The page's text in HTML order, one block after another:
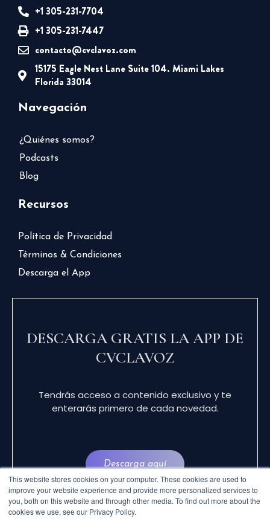
This website stores cookies on your computer. These cookies are used to
improve your website experience and provide more personalized services to
you, both on this website and through other media. To find out more about the
cookies we use, see our Privacy Policy.
+1 305-231-7704
+1 305-231-7447
contacto@cvclavoz.com
15175 Eagle Nest Lane Suite 104. Miami Lakes
Florida 33014
Navegación
¿Quiénes somos?
Podcasts
Blog
Recursos
Política de Privacidad
Términos & Condiciones
Descarga el App
DESCARGA GRATIS LA APP DE
CVCLAVOZ
Tendrás acceso a contenido exclusivo y te
enterarás primero de cada novedad.
Descarga aquí